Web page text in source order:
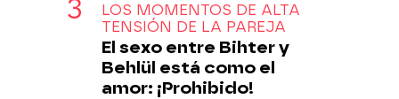
LOS MOMENTOS DE ALTA
TENSIÓN DE LA PAREJA
El sexo entre Bihter y
Behlül está como el
amor: ¡Prohibido!